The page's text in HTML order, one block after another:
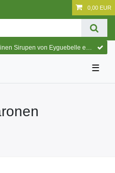
0,00 EUR
erfrischende Cocktails und köstliche Sommerdrinks.
☰